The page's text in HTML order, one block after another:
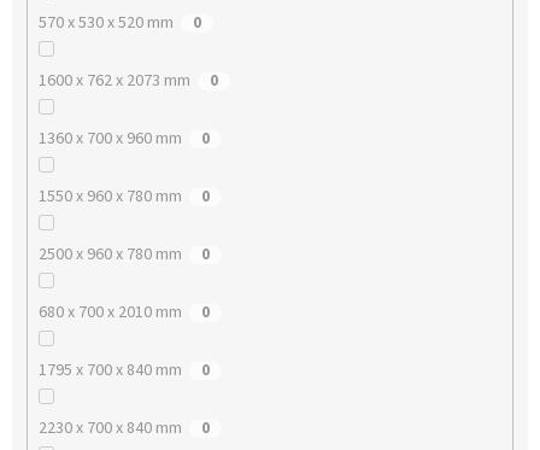
570 x 530 x 520 mm 0
1600 x 762 x 2073 mm 0
1360 x 700 x 960 mm 0
1550 x 960 x 780 mm 0
2500 x 960 x 780 mm 0
680 x 700 x 2010 mm 0
1795 x 700 x 840 mm 0
2230 x 700 x 840 mm 0